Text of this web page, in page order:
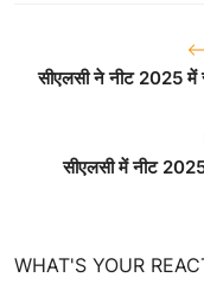
सीएलसी ने नीट 2025 में
सीएलसी में नीट
WHAT'S YOUR